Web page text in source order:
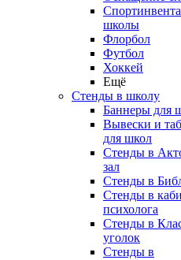
школы
Флорбол
Футбол
Хоккей
Ещё
Стенды в школу
Баннеры для
Вывески и
для школ
Стенды в
зал
Стенды в
Стенды в
психолога
Стенды в
уголок
Стенды в